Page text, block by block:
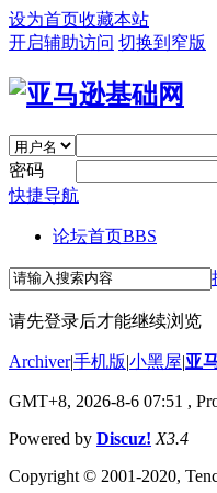
设为首页收藏本站
开启辅助访问 切换到窄版
密码
快捷导航
论坛首页BBS
请先登录后才能继续浏览
Archiver|手机版|小黑屋|亚
GMT+8, 2026-8-6 07:51 ,
Powered by Discuz! X3.4
Copyright © 2001-2020,